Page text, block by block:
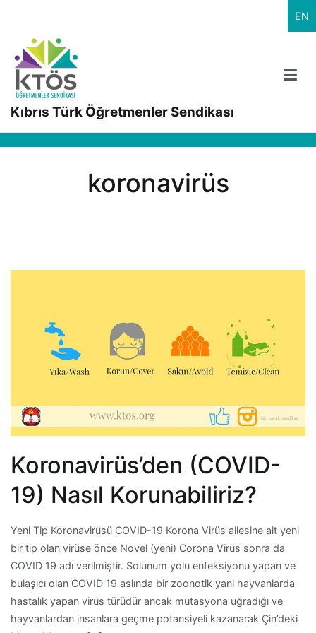
EN
Kıbrıs Türk Öğretmenler Sendikası
koronavirüs
Koronavirüs’den (COVID-
19) Nasıl Korunabiliriz?
Yeni Tip Koronavirüsü COVID-19 Korona Virüs ailesine ait yeni
bir tip olan virüse önce Novel (yeni) Corona Virüs sonra da
COVID 19 adı verilmiştir. Solunum yolu enfeksiyonu yapan ve
bulaşıcı olan COVID 19 aslında bir zoonotik yani hayvanlarda
hastalık yapan virüs türüdür ancak mutasyona uğradığı ve
hayvanlardan insanlara geçme potansiyeli kazanarak Çin’deki